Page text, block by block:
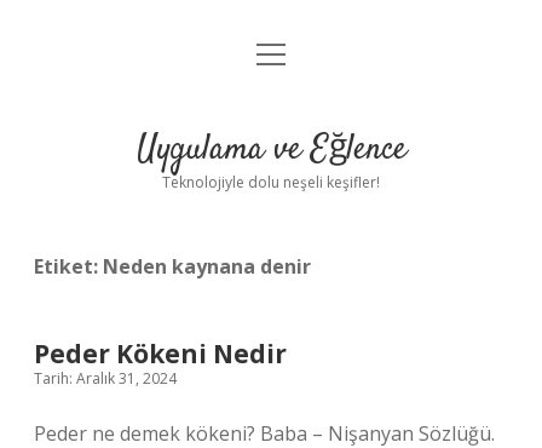
Anasayfa
Yasal Uyarı
menüyü
Uygulama ve Eğlence
Teknolojiyle dolu neşeli keşifler!
Etiket: Neden kaynana denir
Peder Kökeni Nedir
Tarih: Aralık 31, 2024
Peder ne demek kökeni? Baba – Nişanyan Sözlüğü.